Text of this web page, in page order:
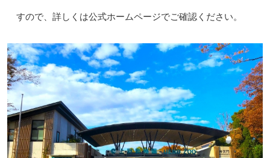
すので、詳しくは公式ホームページでご確認ください。